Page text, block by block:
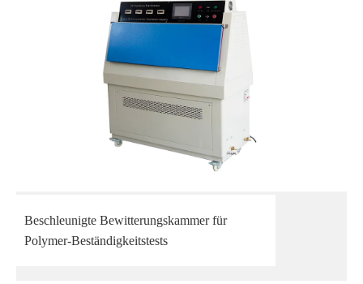
Beschleunigte Bewitterungskammer für
Polymer-Beständigkeitstests